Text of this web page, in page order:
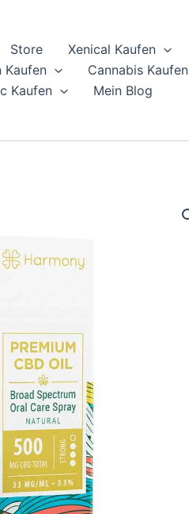
Store Xenical Kaufen
Kaufen
Cannabis Kaufen
Kaufen
Mein Blog